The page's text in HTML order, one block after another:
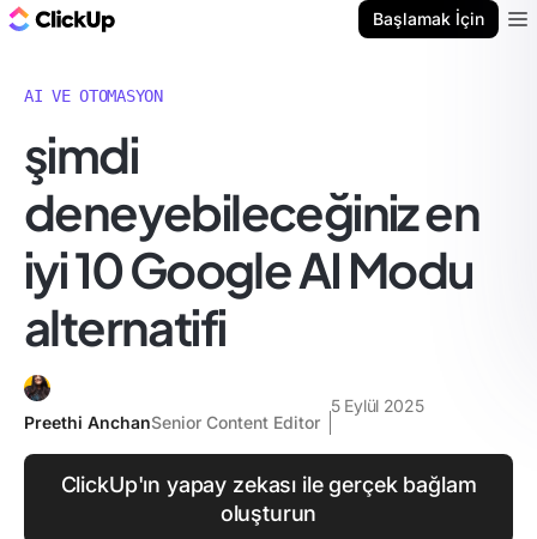
Başlamak İçin
AI VE OTOMASYON
şimdi
deneyebileceğiniz en
iyi 10 Google AI Modu
alternatifi
Preethi AnchanSenior Content Editor
5 Eylül 2025
ClickUp'ın yapay zekası ile gerçek bağlam
oluşturun